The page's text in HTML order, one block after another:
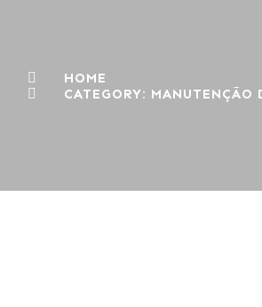
HOME
CATEGORY: MANUTENÇÃO